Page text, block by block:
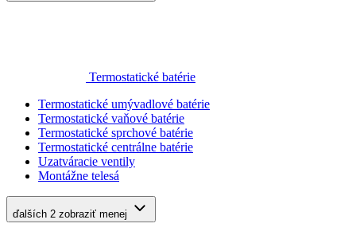
Termostatické batérie
Termostatické umývadlové batérie
Termostatické vaňové batérie
Termostatické sprchové batérie
Termostatické centrálne batérie
Uzatváracie ventily
Montážne telesá
ďalších 2 zobraziť menej